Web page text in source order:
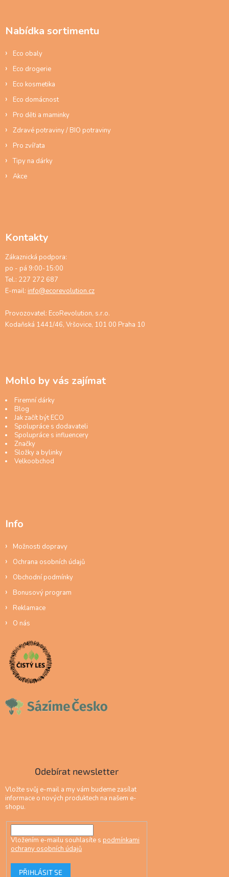
Nabídka sortimentu
Eco obaly
Eco drogerie
Eco kosmetika
Eco domácnost
Pro děti a maminky
Zdravé potraviny / BIO potraviny
Pro zvířata
Tipy na dárky
Akce
Kontakty
Zákaznická podpora:
po - pá 9:00-15:00
Tel.: 227 272 687
E-mail: info@ecorevolution.cz
Provozovatel: EcoRevolution, s.r.o.
Kodaňská 1441/46, Vršovice, 101 00 Praha 10
Mohlo by vás zajímat
Firemní dárky
Blog
Jak začít být ECO
Spolupráce s dodavateli
Spolupráce s influencery
Značky
Složky a bylinky
Velkoobchod
Info
Možnosti dopravy
Ochrana osobních údajů
Obchodní podmínky
Bonusový program
Reklamace
O nás
Odebírat newsletter
Vložte svůj e-mail a my vám budeme zasílat
informace o nových produktech na našem e-
shopu.
Vložením e-mailu souhlasíte s podmínkami
ochrany osobních údajů
PŘIHLÁSIT SE